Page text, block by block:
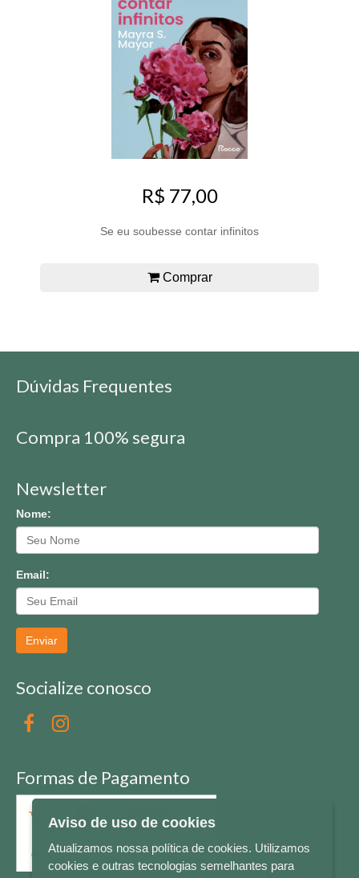
R$ 77,00
Se eu soubesse contar infinitos
Comprar
Dúvidas Frequentes
Compra 100% segura
Newsletter
Nome:
Email:
Enviar
Socialize conosco
Formas de Pagamento
Aviso de uso de cookies
Atualizamos nossa política de cookies. Utilizamos
cookies e outras tecnologias semelhantes para